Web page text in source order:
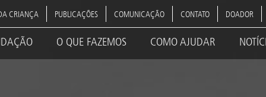
CRIANÇA PUBLICAÇÕES COMUNICAÇÃO CONTATO DOADOR
O QUE FAZEMOS COMO AJUDAR